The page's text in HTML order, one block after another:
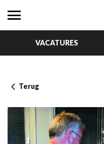
VACATURES
Terug